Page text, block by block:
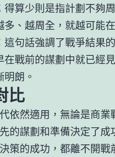
得算少則是指計劃不夠
、越周全，就越可能
這句話強調了戰爭結果
在戰前的謀劃中就已經
朗。
比
依然適用，無論是商
的謀劃和準備決定了
策的成功，都離不開